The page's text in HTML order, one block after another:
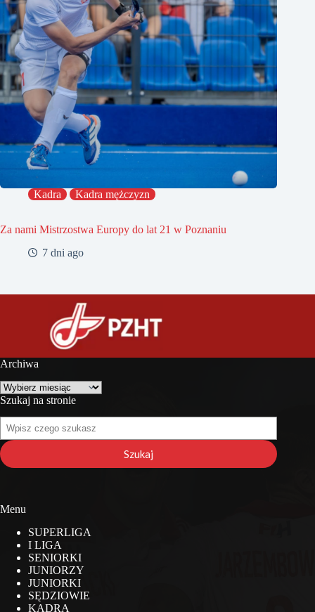
Kadra Kadra mężczyzn
Za nami Mistrzostwa Europy do lat 21 w Poznaniu
7 dni ago
Archiwa
Archiwa
Szukaj na stronie
Szukaj
na
stronie
Szukaj
Menu
SUPERLIGA
I LIGA
SENIORKI
JUNIORZY
JUNIORKI
SĘDZIOWIE
KADRA